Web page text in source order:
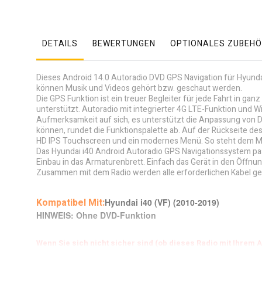
DETAILS BEWERTUNGEN OPTIONALES
Dieses Android 14.0 Autoradio DVD GPS Navigation für
können Musik und Videos gehört bzw. geschaut werden.
Die GPS Funktion ist ein treuer Begleiter für jede Fahrt in
unterstützt. Autoradio mit integrierter 4G LTE-Funktion und
Aufmerksamkeit auf sich, es unterstützt die Anpassung von
können, rundet die Funktionspalette ab. Auf der Rückseite
HD IPS Touchscreen und ein modernes Menü. So steht dem
Das Hyundai i40 Android Autoradio GPS Navigationssystem
Einbau in das Armaturenbrett. Einfach das Gerät in den
Zusammen mit dem Radio werden alle erforderlichen Kabel
Kompatibel Mit:Hyundai i40 (VF) (2010-2019)
HINWEIS: Ohne DVD-Funktion
Wenn Sie sich nicht sicher sind (ob dieses Radio mit Ihrem